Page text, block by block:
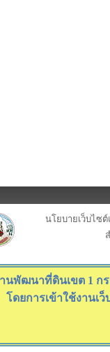
นโยบายเว็บไซ
นพัฒนาที่ดินเขต 1 ก
โดยการเข้าใช้งาน